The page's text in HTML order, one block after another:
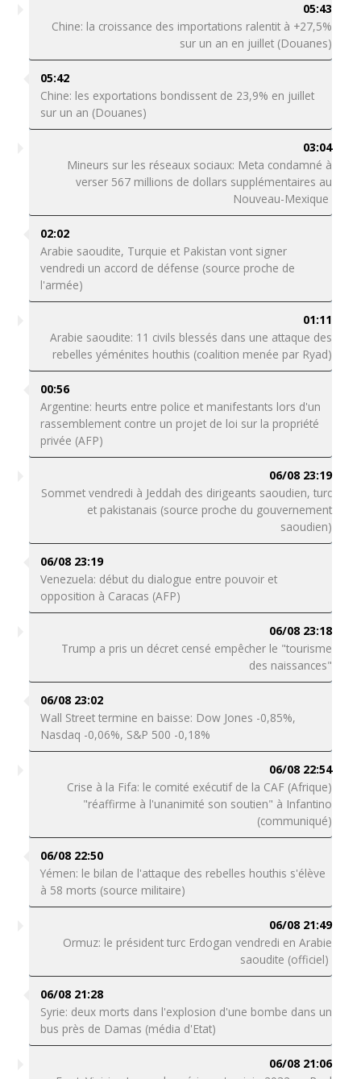
05:43
Chine: la croissance des importations ralentit à +27,5%
sur un an en juillet (Douanes)
05:42
Chine: les exportations bondissent de 23,9% en juillet
sur un an (Douanes)
03:04
Mineurs sur les réseaux sociaux: Meta condamné à
verser 567 millions de dollars supplémentaires au
Nouveau-Mexique
02:02
Arabie saoudite, Turquie et Pakistan vont signer
vendredi un accord de défense (source proche de
l'armée)
01:11
Arabie saoudite: 11 civils blessés dans une attaque des
rebelles yéménites houthis (coalition menée par Ryad)
00:56
Argentine: heurts entre police et manifestants lors d'un
rassemblement contre un projet de loi sur la propriété
privée (AFP)
06/08 23:19
Sommet vendredi à Jeddah des dirigeants saoudien, turc
et pakistanais (source proche du gouvernement
saoudien)
06/08 23:19
Venezuela: début du dialogue entre pouvoir et
opposition à Caracas (AFP)
06/08 23:18
Trump a pris un décret censé empêcher le "tourisme
des naissances"
06/08 23:02
Wall Street termine en baisse: Dow Jones -0,85%,
Nasdaq -0,06%, S&P 500 -0,18%
06/08 22:54
Crise à la Fifa: le comité exécutif de la CAF (Afrique)
"réaffirme à l'unanimité son soutien" à Infantino
(communiqué)
06/08 22:50
Yémen: le bilan de l'attaque des rebelles houthis s'élève
à 58 morts (source militaire)
06/08 21:49
Ormuz: le président turc Erdogan vendredi en Arabie
saoudite (officiel)
06/08 21:28
Syrie: deux morts dans l'explosion d'une bombe dans un
bus près de Damas (média d'Etat)
06/08 21:06